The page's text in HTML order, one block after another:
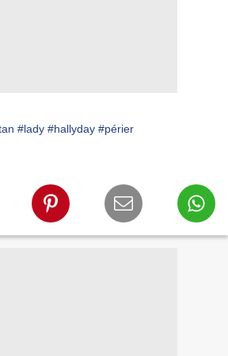
#lady #hallyday #périer